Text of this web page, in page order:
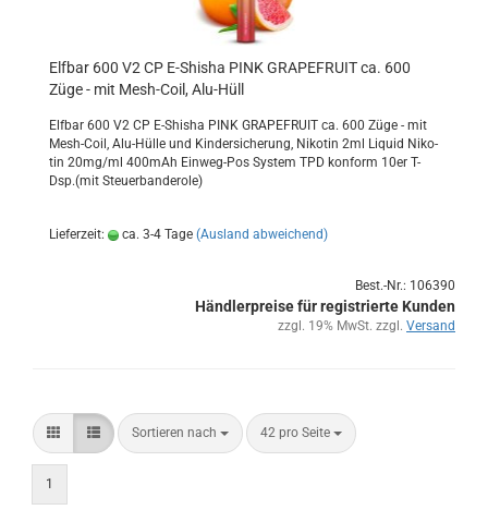
Elf­bar 600 V2 CP E-​Shi­sha PINK GRAPE­FRUIT ca. 600
Züge - mit Mesh-​Coil, Alu-​Hüll
Elf­bar 600 V2 CP E-​Shisha PINK GRAPE­FRUIT ca. 600 Züge - mit
Mesh-​Coil, Alu-​Hülle und Kin­der­si­che­rung, Ni­ko­tin 2ml Li­quid Ni­ko­
tin 20mg/ml 400mAh Einweg-​Pos Sys­tem TPD kon­form 10er T-
Dsp.(mit Steu­er­ban­de­ro­le)
Lieferzeit: ca. 3-4 Tage (Ausland abweichend)
Best.-Nr.: 106390
Händlerpreise für registrierte Kunden
zzgl. 19% MwSt. zzgl. Versand
Sortieren nach 42 pro Seite
1